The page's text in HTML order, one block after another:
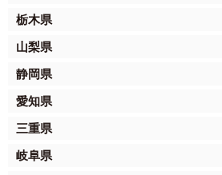
栃木県
山梨県
静岡県
愛知県
三重県
岐阜県